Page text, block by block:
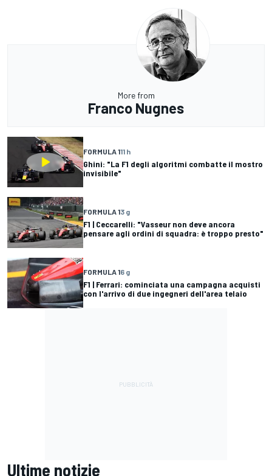
More from
Franco Nugnes
FORMULA 111 h
Ghini: "La F1 degli algoritmi combatte il mostro
invisibile"
FORMULA 13 g
F1 | Ceccarelli: "Vasseur non deve ancora
pensare agli ordini di squadra: è troppo presto"
FORMULA 16 g
F1 | Ferrari: cominciata una campagna acquisti
con l'arrivo di due ingegneri dell'area telaio
Ultime notizie